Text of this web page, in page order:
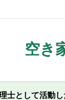
空き
士として活動し